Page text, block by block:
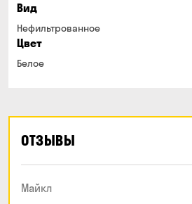
Вид
Нефильтрованное
Цвет
Белое
ОТЗЫВЫ
Майкл